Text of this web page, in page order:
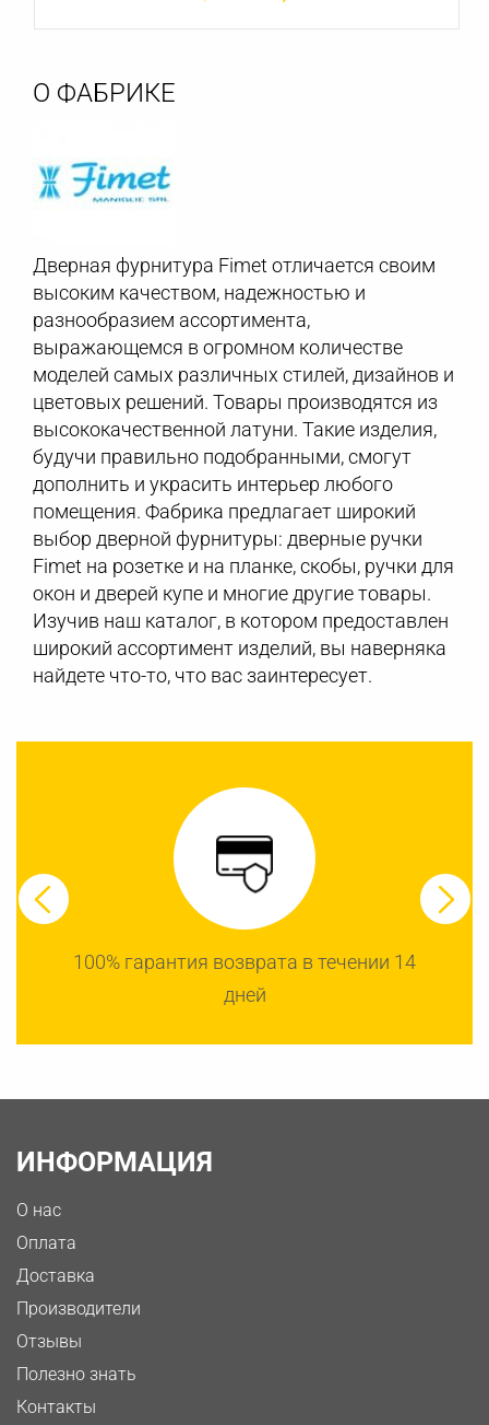
О ФАБРИКЕ
Дверная фурнитура Fimet отличается своим
высоким качеством, надежностью и
разнообразием ассортимента,
выражающемся в огромном количестве
моделей самых различных стилей, дизайнов и
цветовых решений. Товары производятся из
высококачественной латуни. Такие изделия,
будучи правильно подобранными, смогут
дополнить и украсить интерьер любого
помещения. Фабрика предлагает широкий
выбор дверной фурнитуры: дверные ручки
Fimet на розетке и на планке, скобы, ручки для
окон и дверей купе и многие другие товары.
Изучив наш каталог, в котором предоставлен
широкий ассортимент изделий, вы наверняка
найдете что-то, что вас заинтересует.
100% гарантия возврата в течении 14
дней
ИНФОРМАЦИЯ
О нас
Оплата
Доставка
Производители
Отзывы
Полезно знать
Контакты